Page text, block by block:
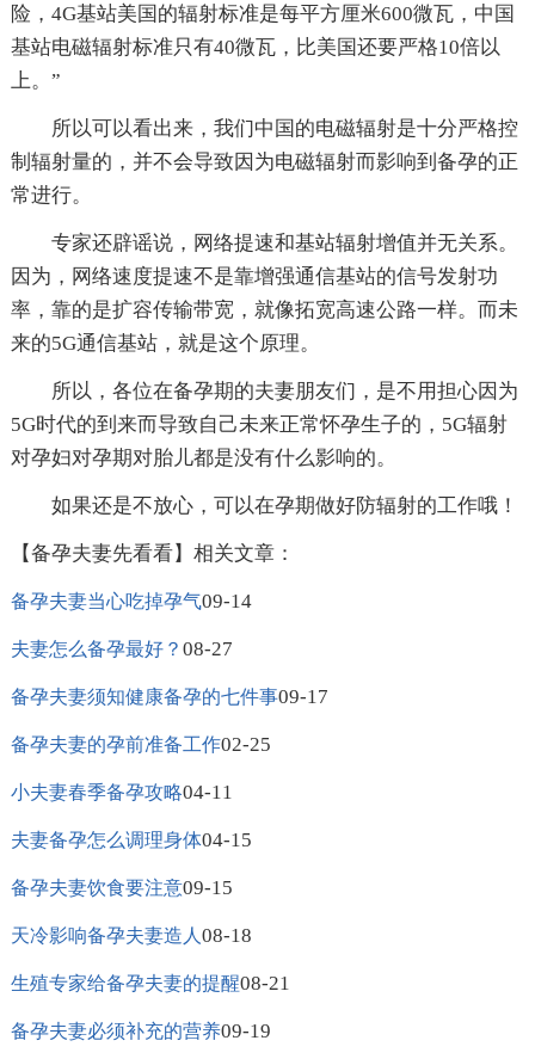
险，4G基站美国的辐射标准是每平方厘米600微瓦，中国
基站电磁辐射标准只有40微瓦，比美国还要严格10倍以
上。”
所以可以看出来，我们中国的电磁辐射是十分严格控
制辐射量的，并不会导致因为电磁辐射而影响到备孕的正
常进行。
专家还辟谣说，网络提速和基站辐射增值并无关系。
因为，网络速度提速不是靠增强通信基站的信号发射功
率，靠的是扩容传输带宽，就像拓宽高速公路一样。而未
来的5G通信基站，就是这个原理。
所以，各位在备孕期的夫妻朋友们，是不用担心因为
5G时代的到来而导致自己未来正常怀孕生子的，5G辐射
对孕妇对孕期对胎儿都是没有什么影响的。
如果还是不放心，可以在孕期做好防辐射的工作哦！
【备孕夫妻先看看】相关文章：
备孕夫妻当心吃掉孕气09-14
夫妻怎么备孕最好？ 08-27
备孕夫妻须知健康备孕的七件事09-17
备孕夫妻的孕前准备工作02-25
小夫妻春季备孕攻略04-11
夫妻备孕怎么调理身体04-15
备孕夫妻饮食要注意09-15
天冷影响备孕夫妻造人 08-18
生殖专家给备孕夫妻的提醒08-21
备孕夫妻必须补充的营养09-19